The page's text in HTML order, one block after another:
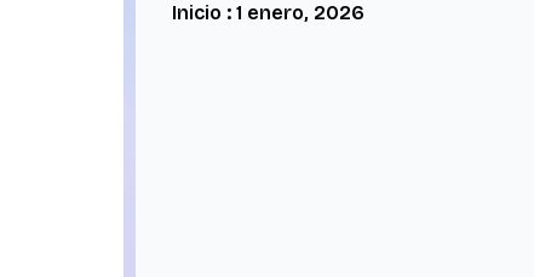
Inicio : 1 enero, 2026